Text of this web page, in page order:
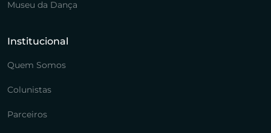
Museu da Dança
Institucional
Quem Somos
Colunistas
Parceiros